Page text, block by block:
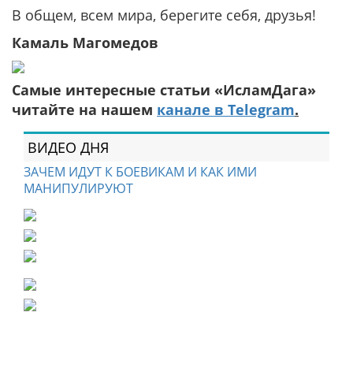
В общем, всем мира, берегите себя, друзья!
Камаль Магомедов
Самые интересные статьи «ИсламДага»
читайте на нашем канале в Telegram.
ВИДЕО ДНЯ
ЗАЧЕМ ИДУТ К БОЕВИКАМ И КАК ИМИ
МАНИПУЛИРУЮТ